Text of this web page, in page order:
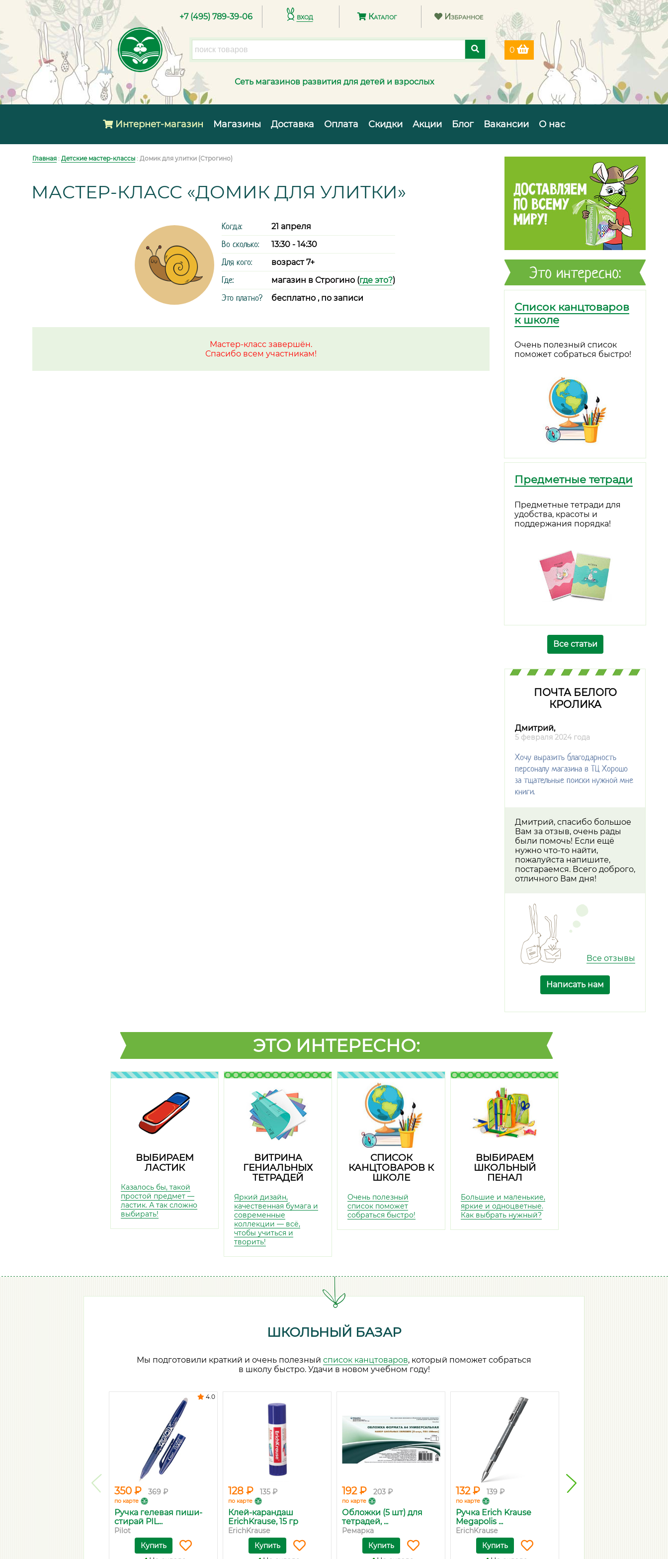
+7 (495) 789-39-06 вход Каталог Избранное
0
Сеть магазинов развития для детей и взрослых
Интернет-магазин Магазины Доставка Оплата Скидки Акции Блог Вакансии О нас
Главная : Детские мастер-классы : Домик для улитки (Строгино)
МАСТЕР-КЛАСС «ДОМИК ДЛЯ УЛИТКИ»
Когда: 21 апреля
Во сколько: 13:30 - 14:30
Для кого: возраст 7+
Где: магазин в Строгино (где это?)
Это платно? бесплатно , по записи
Мастер-класс завершён.
Спасибо всем участникам!
Это интересно:
Список канцтоваров
к школе
Очень полезный список
поможет собраться быстро!
Предметные тетради
Предметные тетради для
удобства, красоты и
поддержания порядка!
Все статьи
ПОЧТА БЕЛОГО
КРОЛИКА
Дмитрий,
5 февраля 2024 года
Хочу выразить благодарность
персоналу магазина в ТЦ Хорошо
за тщательные поиски нужной мне
книги.
Дмитрий, спасибо большое
Вам за отзыв, очень рады
были помочь! Если ещё
нужно что-то найти,
пожалуйста напишите,
постараемся. Всего доброго,
отличного Вам дня!
Все отзывы
Написать нам
ЭТО ИНТЕРЕСНО:
ВЫБИРАЕМ
ЛАСТИК
Казалось бы, такой
простой предмет —
ластик. А так сложно
выбирать!
ВИТРИНА
ГЕНИАЛЬНЫХ
ТЕТРАДЕЙ
Яркий дизайн,
качественная бумага и
современные
коллекции — всё,
чтобы учиться и
творить!
СПИСОК
КАНЦТОВАРОВ К
ШКОЛЕ
Очень полезный
список поможет
собраться быстро!
ВЫБИРАЕМ
ШКОЛЬНЫЙ
ПЕНАЛ
Большие и маленькие,
яркие и одноцветные.
Как выбрать нужный?
ШКОЛЬНЫЙ БАЗАР
Мы подготовили краткий и очень полезный список канцтоваров, который поможет собраться
в школу быстро. Удачи в новом учебном году!
350 ₽ 369 ₽
по карте
Ручка гелевая пиши-
стирай PIL...
Pilot
4.0
Купить
128 ₽ 135 ₽
по карте
Клей-карандаш
ErichKrause, 15 гр
ErichKrause
Купить
192 ₽ 203 ₽
по карте
Обложки (5 шт) для
тетрадей, ...
Ремарка
Купить
132 ₽ 139 ₽
по карте
Ручка Erich Krause
Megapolis ...
ErichKrause
Купить
259 ₽